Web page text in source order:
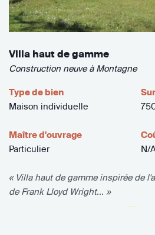
Villa haut de gamme
Construction neuve à Montagne
Type de bien
Maison individuelle
Maître d'ouvrage
Particulier
N/
« Villa haut de gamme inspirée de
de Frank Lloyd Wright... »